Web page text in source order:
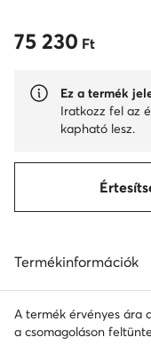
75 230 Ft
75 230 Ft
Ez a termék
Iratkozz fel az
kapható lesz.
Termékinformációk
A termék érvényes ára
a csomagoláson